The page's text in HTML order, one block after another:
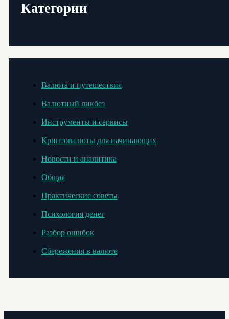
Категории
Валюта и путешествия
Валютный ликбез
Инструменты и сервисы
Криптовалюты для начинающих
Новости и аналитика
Общая
Практические советы
Психология денег
Разбор ошибок
Сбережения в валюте